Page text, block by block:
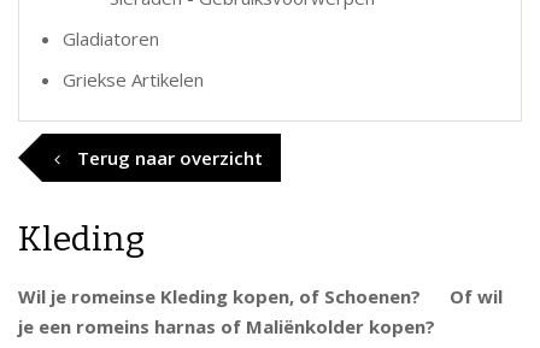
Gladiatoren
Griekse Artikelen
Terug naar overzicht
Kleding
Wil je romeinse Kleding kopen, of Schoenen? Of wil
je een romeins harnas of Maliënkolder kopen?